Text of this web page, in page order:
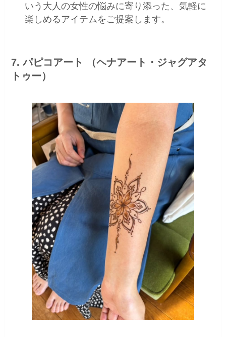
いう大人の女性の悩みに寄り添った、気軽に
楽しめるアイテムをご提案します。
7. パピコアート （ヘナアート・ジャグアタ
トゥー）